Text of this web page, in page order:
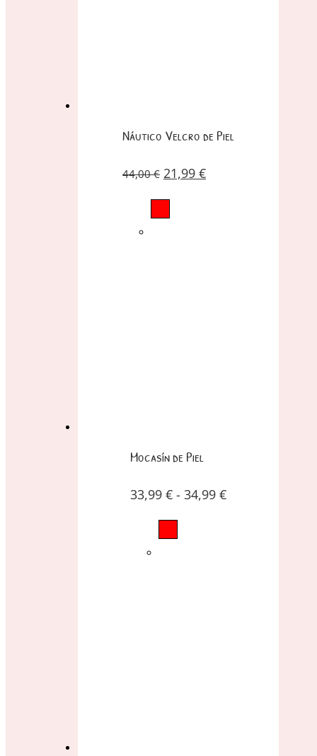
Náutico Velcro de Piel
44,00€ 21,99 €
Mocasín de Piel
33,99 € - 34,99 €